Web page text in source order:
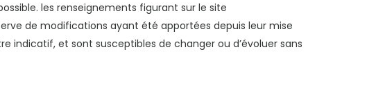
les renseignements figurant sur le site
de modifications ayant été apportées depuis leur mise
indicatif, et sont susceptibles de changer ou d’évoluer sans